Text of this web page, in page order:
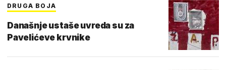
DRUGA BOJA
Današnje ustaše uvreda su za
Pavelićeve krvnike